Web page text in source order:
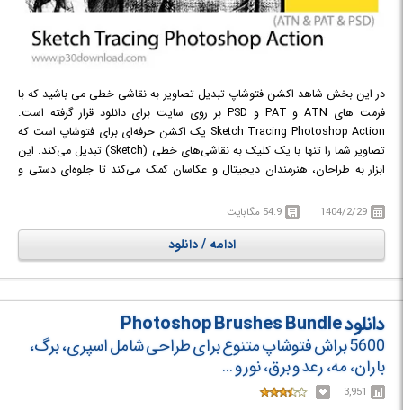
در این بخش شاهد اکشن فتوشاپ تبدیل تصاویر به نقاشی خطی می باشید که با
فرمت های ATN و PAT و PSD بر روی سایت برای دانلود قرار گرفته است.
Sketch Tracing Photoshop Action یک اکشن حرفه‌ای برای فتوشاپ است که
تصاویر شما را تنها با یک کلیک به نقاشی‌های خطی (Sketch) تبدیل می‌کند. این
ابزار به طراحان، هنرمندان دیجیتال و عکاسان کمک می‌کند تا جلوه‌ای دستی و
از این اکشن، تنها در چند ثانیه، طرح‌هایی شبیه به طراحی دستی ایجاد کنید و به
آثار خود جلوه‌ای هنری بدهید.
1404/2/29 54.9 مگابایت
ادامه / دانلود
دانلود Photoshop Brushes Bundle
5600 براش فتوشاپ متنوع برای طراحی شامل اسپری، برگ،
باران، مه، رعد و برق، نور و ...
3,951